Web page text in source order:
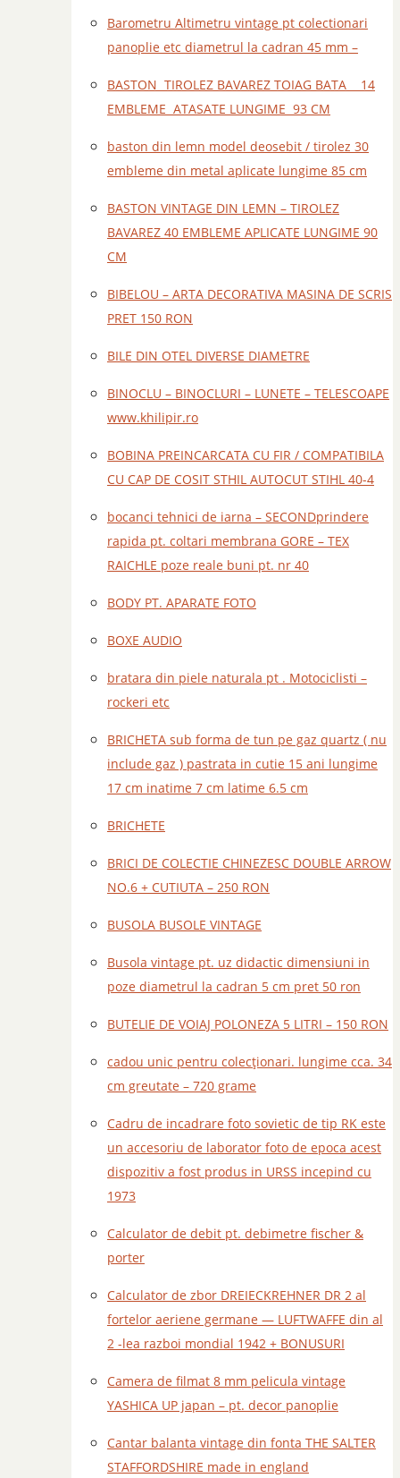
Barometru Altimetru vintage pt colectionari
panoplie etc diametrul la cadran 45 mm –
BASTON TIROLEZ BAVAREZ TOIAG BATA 14
EMBLEME ATASATE LUNGIME 93 CM
baston din lemn model deosebit / tirolez 30
embleme din metal aplicate lungime 85 cm
BASTON VINTAGE DIN LEMN – TIROLEZ
BAVAREZ 40 EMBLEME APLICATE LUNGIME 90
CM
BIBELOU – ARTA DECORATIVA MASINA DE SCRIS
PRET 150 RON
BILE DIN OTEL DIVERSE DIAMETRE
BINOCLU – BINOCLURI – LUNETE – TELESCOAPE
www.khilipir.ro
BOBINA PREINCARCATA CU FIR / COMPATIBILA
CU CAP DE COSIT STHIL AUTOCUT STIHL 40-4
bocanci tehnici de iarna – SECONDprindere
rapida pt. coltari membrana GORE – TEX
RAICHLE poze reale buni pt. nr 40
BODY PT. APARATE FOTO
BOXE AUDIO
bratara din piele naturala pt . Motociclisti –
rockeri etc
BRICHETA sub forma de tun pe gaz quartz ( nu
include gaz ) pastrata in cutie 15 ani lungime
17 cm inatime 7 cm latime 6.5 cm
BRICHETE
BRICI DE COLECTIE CHINEZESC DOUBLE ARROW
NO.6 + CUTIUTA – 250 RON
BUSOLA BUSOLE VINTAGE
Busola vintage pt. uz didactic dimensiuni in
poze diametrul la cadran 5 cm pret 50 ron
BUTELIE DE VOIAJ POLONEZA 5 LITRI – 150 RON
cadou unic pentru colecționari. lungime cca. 34
cm greutate – 720 grame
Cadru de incadrare foto sovietic de tip RK este
un accesoriu de laborator foto de epoca acest
dispozitiv a fost produs in URSS incepind cu
1973
Calculator de debit pt. debimetre fischer &
porter
Calculator de zbor DREIECKREHNER DR 2 al
fortelor aeriene germane — LUFTWAFFE din al
2 -lea razboi mondial 1942 + BONUSURI
Camera de filmat 8 mm pelicula vintage
YASHICA UP japan – pt. decor panoplie
Cantar balanta vintage din fonta THE SALTER
STAFFORDSHIRE made in england